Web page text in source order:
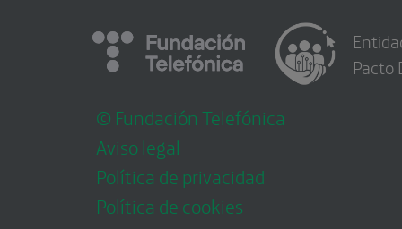
© Fundación Telefónica
Aviso legal
Política de privacidad
Política de cookies
Pacto